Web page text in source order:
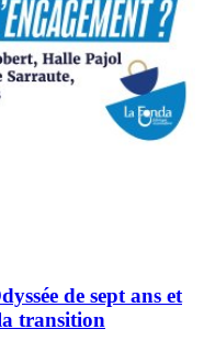
de sept ans et
transition